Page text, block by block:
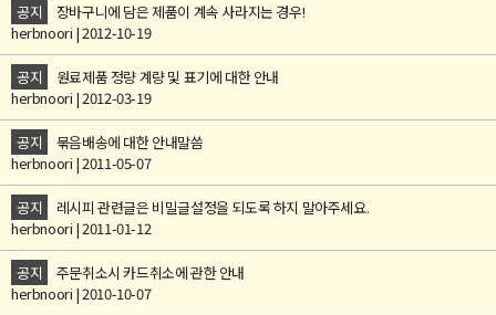
공지
장바구니에 담은 제품이 계속 사라지는 경우!
herbnoori | 2012-10-19
공지
원료제품 정량 계량 및 표기에 대한 안내
herbnoori | 2012-03-19
공지
묶음배송에 대한 안내말씀
herbnoori | 2011-05-07
공지
레시피 관련글은 비밀글설정을 되도록 하지 말아주세요.
herbnoori | 2011-01-12
공지
주문취소시 카드취소에 관한 안내
herbnoori | 2010-10-07